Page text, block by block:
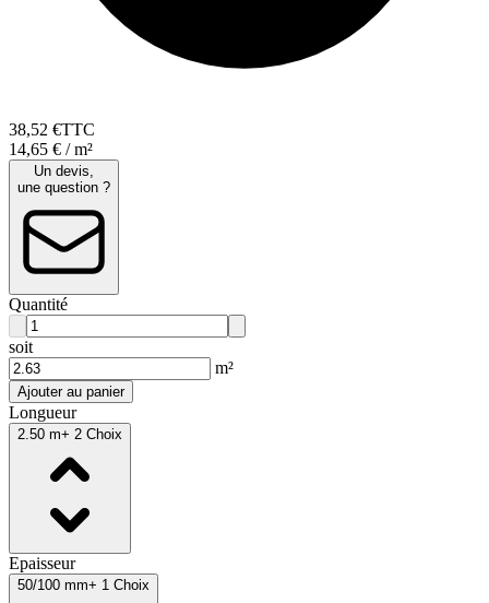
38,52 €TTC
14,65 € / m²
Un devis,
une question ?
Quantité
soit
m²
Ajouter au panier
Longueur
2.50 m+ 2 Choix
Epaisseur
50/100 mm+ 1 Choix